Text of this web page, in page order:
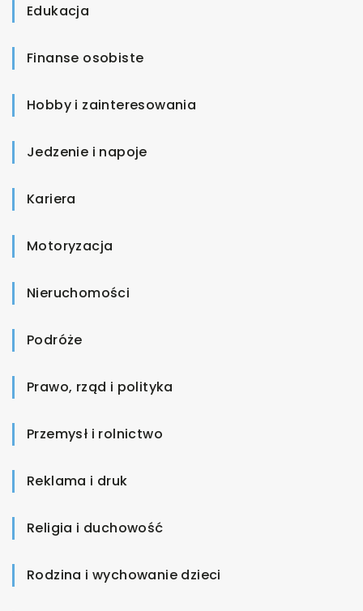
Edukacja
Finanse osobiste
Hobby i zainteresowania
Jedzenie i napoje
Kariera
Motoryzacja
Nieruchomości
Podróże
Prawo, rząd i polityka
Przemysł i rolnictwo
Reklama i druk
Religia i duchowość
Rodzina i wychowanie dzieci